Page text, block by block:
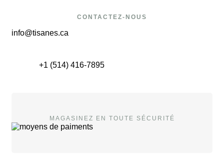
CONTACTEZ-NOUS
info@tisanes.ca
+1 (514) 416-7895
MAGASINEZ EN TOUTE SÉCURITÉ